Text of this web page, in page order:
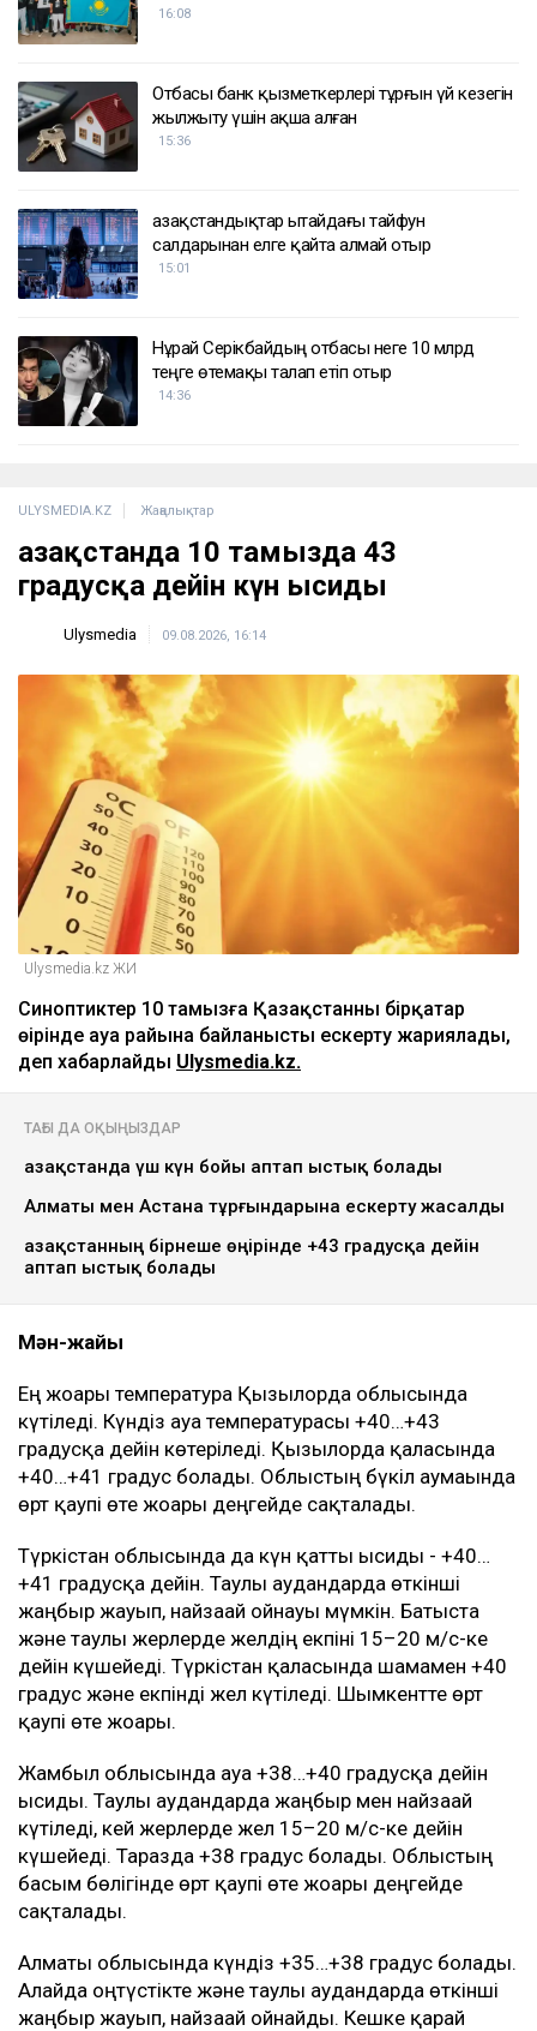
16:08
Отбасы банк қызметкерлері тұрғын үй кезегін
жылжыту үшін ақша алған
15:36
Қазақстандықтар Қытайдағы тайфун
салдарынан елге қайта алмай отыр
15:01
Нұрай Серікбайдың отбасы неге 10 млрд
теңге өтемақы талап етіп отыр
14:36
ULYSMEDIA.KZ Жаңалықтар
Қазақстанда 10 тамызда 43
градусқа дейін күн ысиды
Ulysmedia 09.08.2026, 16:14
Ulysmedia.kz ЖИ
Синоптиктер 10 тамызға Қазақстанның бірқатар
өңірінде ауа райына байланысты ескерту жариялады,
деп хабарлайды Ulysmedia.kz.
ТАҒЫ ДА ОҚЫҢЫЗДАР
Қазақстанда үш күн бойы аптап ыстық болады
Алматы мен Астана тұрғындарына ескерту жасалды
Қазақстанның бірнеше өңірінде +43 градусқа дейін
аптап ыстық болады
Мән-жайы
Ең жоғары температура Қызылорда облысында
күтіледі. Күндіз ауа температурасы +40…+43
градусқа дейін көтеріледі. Қызылорда қаласында
+40…+41 градус болады. Облыстың бүкіл аумағында
өрт қаупі өте жоғары деңгейде сақталады.
Түркістан облысында да күн қатты ысиды - +40…
+41 градусқа дейін. Таулы аудандарда өткінші
жаңбыр жауып, найзағай ойнауы мүмкін. Батыста
және таулы жерлерде желдің екпіні 15–20 м/с-ке
дейін күшейеді. Түркістан қаласында шамамен +40
градус және екпінді жел күтіледі. Шымкентте өрт
қаупі өте жоғары.
Жамбыл облысында ауа +38…+40 градусқа дейін
ысиды. Таулы аудандарда жаңбыр мен найзағай
күтіледі, кей жерлерде жел 15–20 м/с-ке дейін
күшейеді. Таразда +38 градус болады. Облыстың
басым бөлігінде өрт қаупі өте жоғары деңгейде
сақталады.
Алматы облысында күндіз +35…+38 градус болады.
Алайда оңтүстікте және таулы аудандарда өткінші
жаңбыр жауып, найзағай ойнайды. Кешке қарай